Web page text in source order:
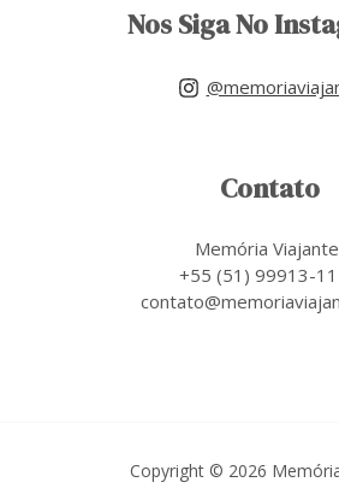
Nos Siga No
Contato
Memória
+55 (51) 99913-
Copyright © 2026